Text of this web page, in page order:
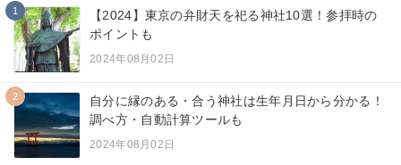
1
【2024】東京の弁財天を祀る神社10選！参拝時の
ポイントも
2024年08月02日
2
自分に縁のある・合う神社は生年月日から分かる！
調べ方・自動計算ツールも
2024年08月02日